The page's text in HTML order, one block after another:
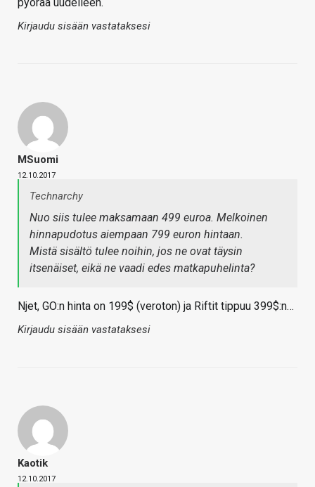
Kirjaudu sisään vastataksesi
MSuomi
12.10.2017
Technarchy
Nuo siis tulee maksamaan 499 euroa. Melkoinen
hinnapudotus aiempaan 799 euron hintaan.
Mistä sisältö tulee noihin, jos ne ovat täysin
itsenäiset, eikä ne vaadi edes matkapuhelinta?
Njet, GO:n hinta on 199$ (veroton) ja Riftit tippuu 399$:n…
Kirjaudu sisään vastataksesi
Kaotik
12.10.2017